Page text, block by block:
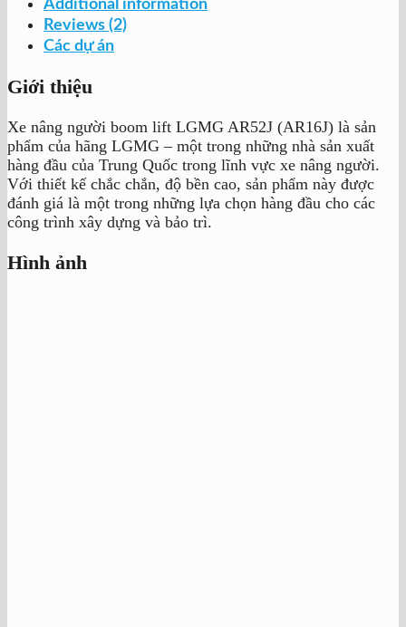
Additional information
Reviews (2)
Các dự án
Giới thiệu
Xe nâng người boom lift LGMG AR52J (AR16J) là sản
phẩm của hãng LGMG – một trong những nhà sản xuất
hàng đầu của Trung Quốc trong lĩnh vực xe nâng người.
Với thiết kế chắc chắn, độ bền cao, sản phẩm này được
đánh giá là một trong những lựa chọn hàng đầu cho các
công trình xây dựng và bảo trì.
Hình ảnh